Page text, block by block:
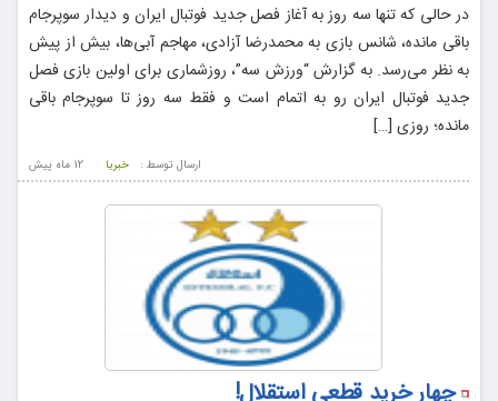
در حالی که تنها سه روز به آغاز فصل جدید فوتبال ایران و دیدار سوپرجام
باقی مانده، شانس بازی به محمدرضا آزادی، مهاجم آبی‌ها، بیش از پیش
به نظر می‌رسد. به گزارش “ورزش سه”، روزشماری برای اولین بازی فصل
جدید فوتبال ایران رو به اتمام است و فقط سه روز تا سوپرجام باقی
مانده؛ روزی […]
12 ماه پيش ارسال توسط : خبریا
چهار خرید قطعی استقلال!